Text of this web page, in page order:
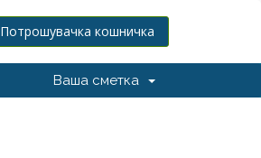
Потрошувачка кошничка
Ваша сметка